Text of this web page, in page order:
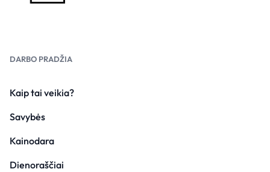
DARBO PRADŽIA
Kaip tai veikia?
Savybės
Kainodara
Dienoraščiai